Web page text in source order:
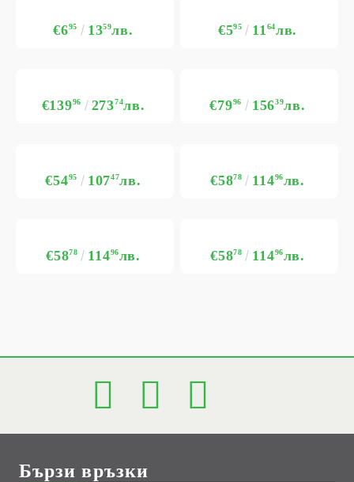
€695 1359лв. €595 11 64лв.
€13996 27374лв. €7996 15639лв.
€5495 10747лв. €5878 11496лв.
€5878 11496лв. €5878 11496лв.
Бързи връзки